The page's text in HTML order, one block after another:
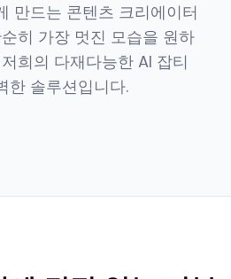
만드는 콘텐츠 크리에이터
히 가장 멋진 모습을 원하
희의 다재다능한 AI 잡티
한 솔루션입니다.